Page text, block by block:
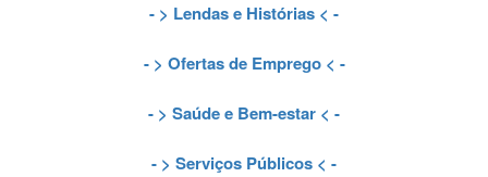
- > Lendas e Histórias < -
- > Ofertas de Emprego< -
- > Saúde e Bem-estar < -
- > Serviços Públicos < -